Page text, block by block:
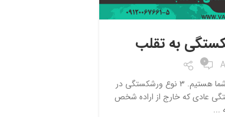
به تقلب
0
با نمونه شکواییه ورشکستگی به تقلب شما هستیم. ۳ نوع ورشکستگی در
عادی که خارج از اراده شخص
...